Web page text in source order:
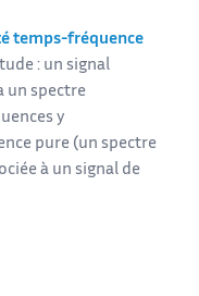
temps-fréquence
: un signal
un spectre
y
pure (un spectre
à un signal de